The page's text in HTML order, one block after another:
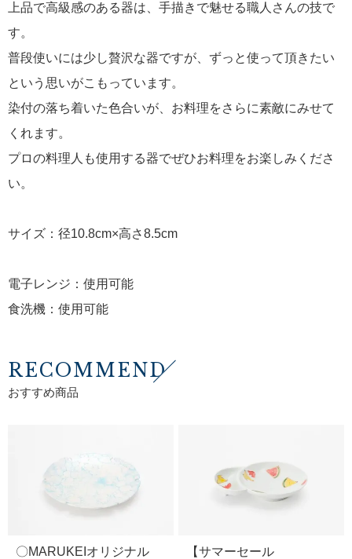
上品で高級感のある器は、手描きで魅せる職人さんの技で
す。
普段使いには少し贅沢な器ですが、ずっと使って頂きたい
という思いがこもっています。
染付の落ち着いた色合いが、お料理をさらに素敵にみせて
くれます。
プロの料理人も使用する器でぜひお料理をお楽しみくださ
い。
サイズ：径10.8cm×高さ8.5cm
電子レンジ：使用可能
食洗機：使用可能
RECOMMEND
おすすめ商品
〇MARUKEIオリジナル
【サマーセール